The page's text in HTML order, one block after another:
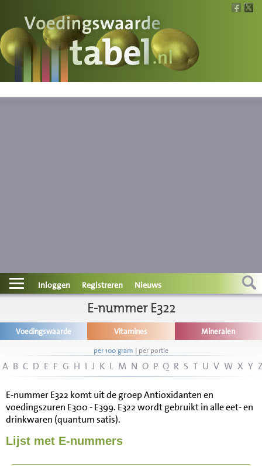
Voedingswaarde
Wat is wat?
Contact
Disclaimer
Inloggen Registreren Nieuws
E-nummer E322
Voedingswaarde Vitamines Mineralen
per 100 gram | per portie
A B C D E F G H I J K L M N O P Q R S T U V W X Y
E-nummer E322 komt uit de groep Antioxidanten en
voedingszuren E300 - E399. E322 wordt gebruikt in alle eet- en
drinkwaren (quantum satis).
Lijst met E-nummers